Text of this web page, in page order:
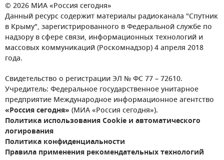
© 2026 МИА «Россия сегодня»
Данный ресурс содержит материалы радиоканала "Спутник
в Крыму", зарегистрированного в Федеральной службе по
надзору в сфере связи, информационных технологий и
массовых коммуникаций (Роскомнадзор) 4 апреля 2018
года.
Свидетельство о регистрации ЭЛ № ФС 77 – 72610.
Учредитель: Федеральное государственное унитарное
предприятие Международное информационное агентство
«Россия сегодня» (МИА «Россия сегодня»).
Политика использования Cookie и автоматического
логирования
Политика конфиденциальности
Правила применения рекомендательных технологий